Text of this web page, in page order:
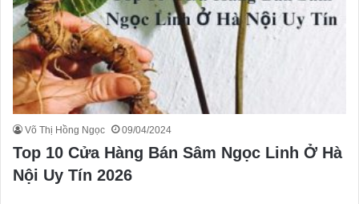
Võ Thị Hồng Ngọc 09/04/2024
Top 10 Cửa Hàng Bán Sâm Ngọc Linh Ở Hà
Nội Uy Tín 2026